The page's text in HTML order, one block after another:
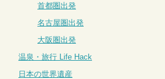
首都圏出発
名古屋圏出発
大阪圏出発
温泉・旅行 Life Hack
日本の世界遺産